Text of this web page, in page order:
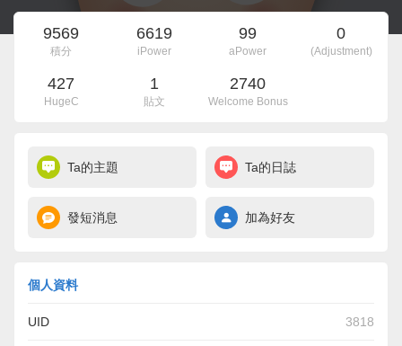
9569
積分
6619
iPower
99
aPower
0
(Adjustment)
427
HugeC
1
貼文
2740
Welcome Bonus
Ta的主題 Ta的日誌
發短消息 加為好友
個人資料
UID 3818